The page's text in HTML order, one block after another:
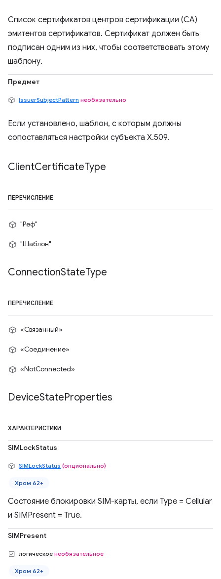
Список сертификатов центров сертификации (CA)
эмитентов сертификатов. Сертификат должен быть
подписан одним из них, чтобы соответствовать этому
шаблону.
Предмет
IssuerSubjectPattern необязательно
Если установлено, шаблон, с которым должны
сопоставляться настройки субъекта X.509.
ClientCertificateType
ПЕРЕЧИСЛЕНИЕ
"Реф"
"Шаблон"
ConnectionStateType
ПЕРЕЧИСЛЕНИЕ
«Связанный»
«Соединение»
«NotConnected»
DeviceStateProperties
ХАРАКТЕРИСТИКИ
SIMLockStatus
SIMLockStatus (опционально)
Хром 62+
Состояние блокировки SIM-карты, если Type = Cellular
и SIMPresent = True.
SIMPresent
логическое необязательное
Хром 62+